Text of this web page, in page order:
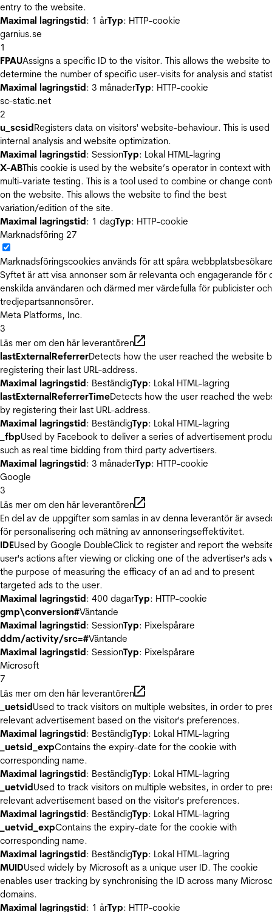
entry to the website.
Maximal lagringstid: 1 årTyp: HTTP-cookie
garnius.se
1
FPAUAssigns a specific ID to the visitor. This allows the website to
determine the number of specific user-visits for analysis and
Maximal lagringstid: 3 månaderTyp: HTTP-cookie
sc-static.net
2
u_scsidRegisters data on visitors' website-behaviour. This is
internal analysis and website optimization.
Maximal lagringstid: SessionTyp: Lokal HTML-lagring
X-ABThis cookie is used by the website’s operator in context with
multi-variate testing. This is a tool used to combine or change
on the website. This allows the website to find the best
variation/edition of the site.
Maximal lagringstid: 1 dagTyp: HTTP-cookie
Marknadsföring 27
Marknadsföringscookies används för att spåra
Syftet är att visa annonser som är relevanta och engagerande för
enskilda användaren och därmed mer värdefulla för publicister och
tredjepartsannonsörer.
Meta Platforms, Inc.
3
Läs mer om den här leverantören
lastExternalReferrerDetects how the user reached the website
registering their last URL-address.
Maximal lagringstid: BeständigTyp: Lokal HTML-lagring
lastExternalReferrerTimeDetects how the user reached the
by registering their last URL-address.
Maximal lagringstid: BeständigTyp: Lokal HTML-lagring
_fbpUsed by Facebook to deliver a series of advertisement
such as real time bidding from third party advertisers.
Maximal lagringstid: 3 månaderTyp: HTTP-cookie
Google
3
Läs mer om den här leverantören
En del av de uppgifter som samlas in av denna leverantör är
för personalisering och mätning av annonseringseffektivitet.
IDEUsed by Google DoubleClick to register and report the
user's actions after viewing or clicking one of the advertiser's ads
the purpose of measuring the efficacy of an ad and to present
targeted ads to the user.
Maximal lagringstid: 400 dagarTyp: HTTP-cookie
gmp\conversion#Väntande
Maximal lagringstid: SessionTyp: Pixelspårare
ddm/activity/src=#Väntande
Maximal lagringstid: SessionTyp: Pixelspårare
Microsoft
7
Läs mer om den här leverantören
_uetsidUsed to track visitors on multiple websites, in order to
relevant advertisement based on the visitor's preferences.
Maximal lagringstid: BeständigTyp: Lokal HTML-lagring
_uetsid_expContains the expiry-date for the cookie with
corresponding name.
Maximal lagringstid: BeständigTyp: Lokal HTML-lagring
_uetvidUsed to track visitors on multiple websites, in order to
relevant advertisement based on the visitor's preferences.
Maximal lagringstid: BeständigTyp: Lokal HTML-lagring
_uetvid_expContains the expiry-date for the cookie with
corresponding name.
Maximal lagringstid: BeständigTyp: Lokal HTML-lagring
MUIDUsed widely by Microsoft as a unique user ID. The cookie
enables user tracking by synchronising the ID across many
domains.
Maximal lagringstid: 1 årTyp: HTTP-cookie